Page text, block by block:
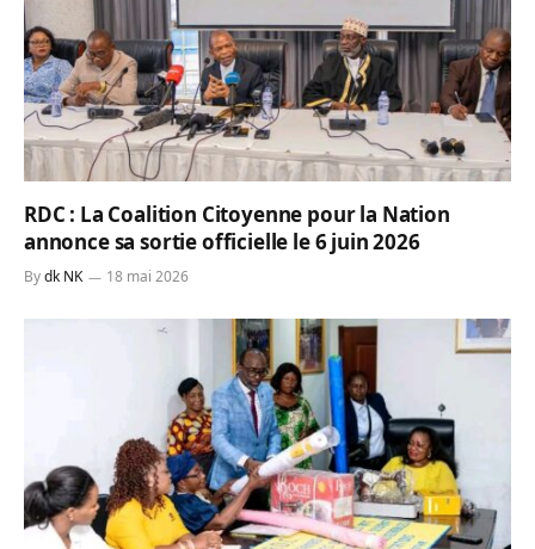
RDC : La Coalition Citoyenne pour la Nation
annonce sa sortie officielle le 6 juin 2026
Bydk NK 18 mai 2026